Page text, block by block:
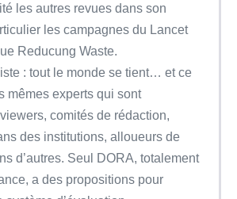
les autres revues dans son
les campagnes du Lancet
Reducung Waste.
: tout le monde se tient… et ce
mêmes experts qui sont
comités de rédaction,
des institutions, alloueurs de
d’autres. Seul DORA, totalement
a des propositions pour